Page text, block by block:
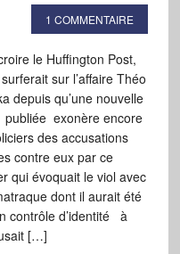
1 COMMENTAIRE
le Huffington Post,
sur l’affaire Théo
depuis qu’une nouvelle
exonère encore
des accusations
contre eux par ce
qui évoquait le viol avec
dont il aurait été
contrôle d’identité à
[…]